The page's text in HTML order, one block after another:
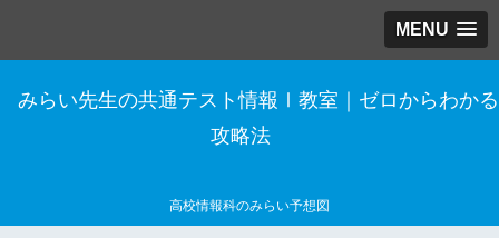
MENU
みらい先生の共通テスト情報Ⅰ教室｜ゼロからわかる
攻略法
高校情報科のみらい予想図